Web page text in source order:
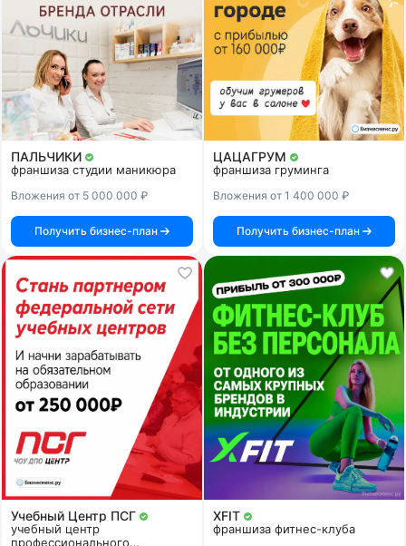
ПАЛЬЧИКИ
франшиза студии маникюра
Вложения от 5 000 000 ₽
Получить бизнес-план
ЦАЦАГРУМ
франшиза груминга
Вложения от 1 400 000 ₽
Получить бизнес-план
Учебный Центр ПСГ
учебный центр
профессионального
XFIT
франшиза фитнес-клуба